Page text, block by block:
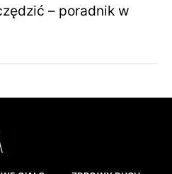
– poradnik w